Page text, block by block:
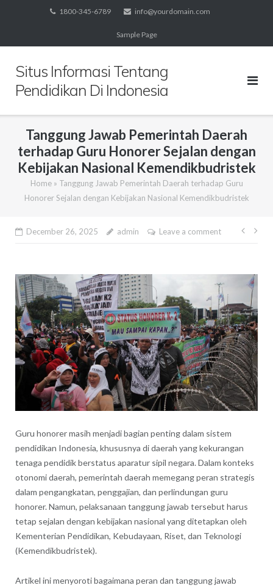
1800-345-6789 info@yourdomain.com
Sample Page
Situs Informasi Tentang
Pendidikan Di Indonesia
Tanggung Jawab Pemerintah Daerah
terhadap Guru Honorer Sejalan dengan
Kebijakan Nasional Kemendikbudristek
Home» Tanggung Jawab Pemerintah Daerah terhadap Guru
Honorer Sejalan dengan Kebijakan Nasional Kemendikbudristek
December 26, 2025 admin Leave a comment
Post
Guru honorer masih menjadi bagian penting dalam sistem
pendidikan Indonesia, khususnya di daerah yang kekurangan
tenaga pendidik berstatus aparatur sipil negara. Dalam konteks
otonomi daerah, pemerintah daerah memegang peran strategis
dalam pengangkatan, penggajian, dan perlindungan guru
honorer. Namun, pelaksanaan tanggung jawab tersebut harus
tetap sejalan dengan kebijakan nasional yang ditetapkan oleh
Kementerian Pendidikan, Kebudayaan, Riset, dan Teknologi
(Kemendikbudristek).
Artikel ini menyoroti bagaimana peran dan tanggung jawab